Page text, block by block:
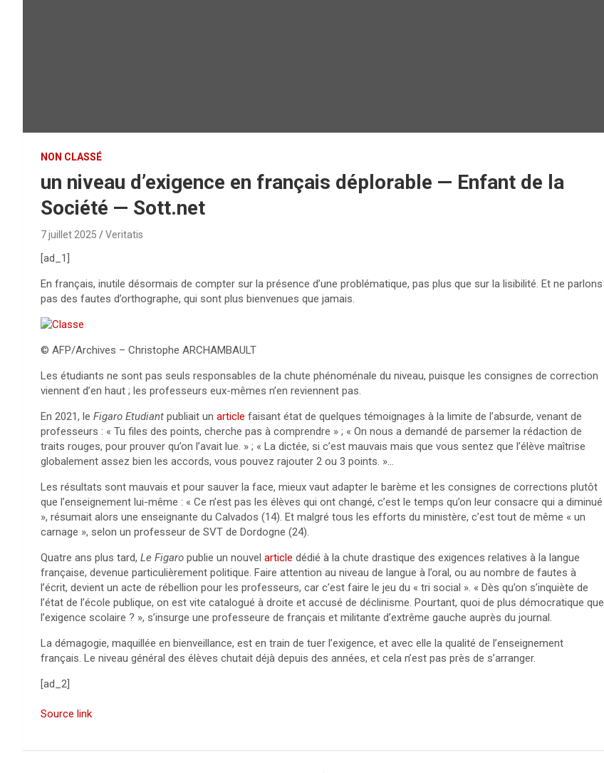
NON CLASSÉ
un niveau d’exigence en français déplorable — Enfant de la
Société — Sott.net
7 juillet 2025 Veritatis
[ad_1]
En français, inutile désormais de compter sur la présence d’une problématique, pas plus que sur la lisibilité. Et ne parlons
pas des fautes d’orthographe, qui sont plus bienvenues que jamais.
© AFP/Archives – Christophe ARCHAMBAULT
Les étudiants ne sont pas seuls responsables de la chute phénoménale du niveau, puisque les consignes de correction
viennent d’en haut ; les professeurs eux-mêmes n’en reviennent pas.
En 2021, le Figaro Etudiant publiait un article faisant état de quelques témoignages à la limite de l’absurde, venant de
professeurs : « Tu files des points, cherche pas à comprendre » ; « On nous a demandé de parsemer la rédaction de
traits rouges, pour prouver qu’on l’avait lue. » ; « La dictée, si c’est mauvais mais que vous sentez que l’élève maîtrise
globalement assez bien les accords, vous pouvez rajouter 2 ou 3 points. »…
Les résultats sont mauvais et pour sauver la face, mieux vaut adapter le barème et les consignes de corrections plutôt
que l’enseignement lui-même : « Ce n’est pas les élèves qui ont changé, c’est le temps qu’on leur consacre qui a diminué
», résumait alors une enseignante du Calvados (14). Et malgré tous les efforts du ministère, c’est tout de même « un
carnage », selon un professeur de SVT de Dordogne (24).
Quatre ans plus tard, Le Figaro publie un nouvel article dédié à la chute drastique des exigences relatives à la langue
française, devenue particulièrement politique. Faire attention au niveau de langue à l’oral, ou au nombre de fautes à
l’écrit, devient un acte de rébellion pour les professeurs, car c’est faire le jeu du « tri social ». « Dès qu’on s’inquiète de
l’état de l’école publique, on est vite catalogué à droite et accusé de déclinisme. Pourtant, quoi de plus démocratique que
l’exigence scolaire ? », s’insurge une professeure de français et militante d’extrême gauche auprès du journal.
La démagogie, maquillée en bienveillance, est en train de tuer l’exigence, et avec elle la qualité de l’enseignement
français. Le niveau général des élèves chutait déjà depuis des années, et cela n’est pas près de s’arranger.
[ad_2]
Source link